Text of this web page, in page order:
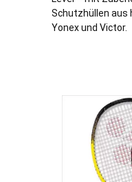
Schutzhüllen aus
Yonex und Victor.